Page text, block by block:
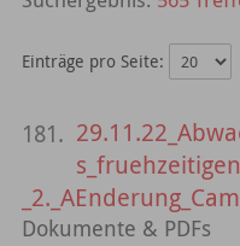
Einträge pro Seite:
181.
Dokumente & PDFs